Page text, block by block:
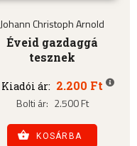
Johann Christoph Arnold
Éveid gazdaggá
tesznek
Kiadói ár: 2.200 Ft
Bolti ár: 2.500 Ft
KOSÁRBA